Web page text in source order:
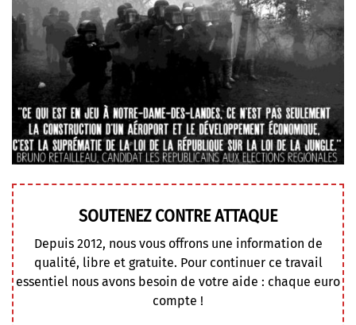
SOUTENEZ CONTRE ATTAQUE
Depuis 2012, nous vous offrons une information de
qualité, libre et gratuite. Pour continuer ce travail
essentiel nous avons besoin de votre aide : chaque euro
compte !